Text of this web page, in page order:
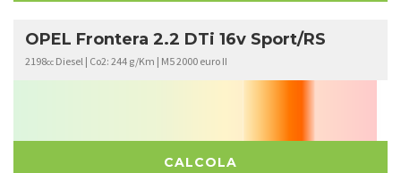
OPEL Frontera 2.2 DTi 16v Sport/RS
2198cc Diesel | Co2: 244 g/Km | M5 2000 euro II
CALCOLA